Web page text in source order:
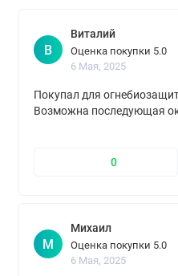
В
Виталий
Оценка покупки 5.0
6 Мая, 2025
Покупал для
Возможна последующая
0
М
Михаил
Оценка покупки 5.0
6 Мая, 2025